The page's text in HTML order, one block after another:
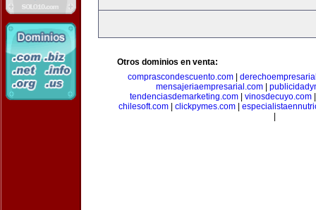
Otros dominios en venta:
comprascondescuento.com
mensajeriaempresarial.com|
tendenciasdemarketing.com| vinosdecuyo.com
chilesoft.com
clickpymes.com